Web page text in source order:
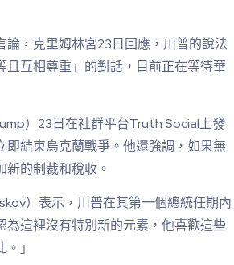
，克里姆林宮23日回應，川普的說法
互相尊重」的對話，目前正在等待華
）23日在社群平台Truth Social上發
結束烏克蘭戰爭。他還強調，如果無
的制裁和稅收。
）表示，川普在其第一個總統任期內
這裡沒有特別新的元素，他喜歡這些
」